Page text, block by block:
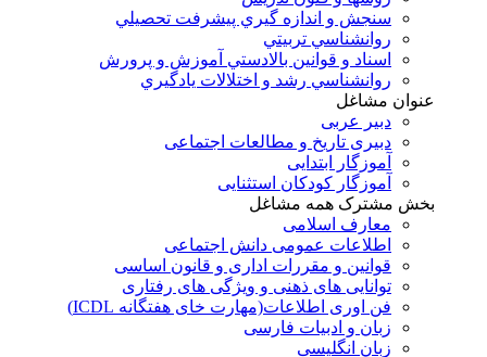
سنجش و اندازه گيري پيشرفت تحصيلي
روانشناسي تربيتي
اسناد و قوانين بالادستي آموزش و پرورش
روانشناسي رشد و اختلالات يادگيري
عنوان مشاغل
دبير عربی
دبیری تاریخ و مطالعات اجتماعی
آموزگار ابتدایی
آموزگار کودکان استثنایی
بخش مشترک همه مشاغل
معارف اسلامی
اطلاعات عمومی دانش اجتماعی
قوانین و مقررات اداری و قانون اساسی
توانایی های ذهنی و ویژگی های رفتاری
فن اوری اطلاعات(مهارت خای هفتگانه ICDL)
زبان و ادبیات فارسی
زبان انگلیسی